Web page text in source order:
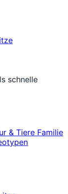
schnelle
& Tiere Familie